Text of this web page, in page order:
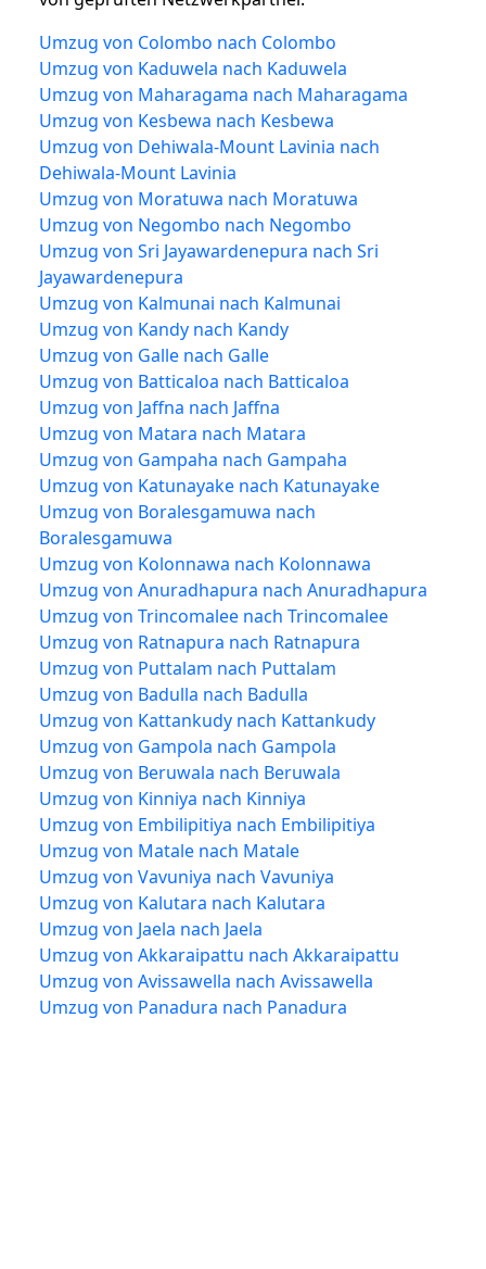
Umzug von Colombo nach Colombo
Umzug von Kaduwela nach Kaduwela
Umzug von Maharagama nach Maharagama
Umzug von Kesbewa nach Kesbewa
Umzug von Dehiwala-Mount Lavinia nach
Dehiwala-Mount Lavinia
Umzug von Moratuwa nach Moratuwa
Umzug von Negombo nach Negombo
Umzug von Sri Jayawardenepura nach Sri
Jayawardenepura
Umzug von Kalmunai nach Kalmunai
Umzug von Kandy nach Kandy
Umzug von Galle nach Galle
Umzug von Batticaloa nach Batticaloa
Umzug von Jaffna nach Jaffna
Umzug von Matara nach Matara
Umzug von Gampaha nach Gampaha
Umzug von Katunayake nach Katunayake
Umzug von Boralesgamuwa nach
Boralesgamuwa
Umzug von Kolonnawa nach Kolonnawa
Umzug von Anuradhapura nach Anuradhapura
Umzug von Trincomalee nach Trincomalee
Umzug von Ratnapura nach Ratnapura
Umzug von Puttalam nach Puttalam
Umzug von Badulla nach Badulla
Umzug von Kattankudy nach Kattankudy
Umzug von Gampola nach Gampola
Umzug von Beruwala nach Beruwala
Umzug von Kinniya nach Kinniya
Umzug von Embilipitiya nach Embilipitiya
Umzug von Matale nach Matale
Umzug von Vavuniya nach Vavuniya
Umzug von Kalutara nach Kalutara
Umzug von Jaela nach Jaela
Umzug von Akkaraipattu nach Akkaraipattu
Umzug von Avissawella nach Avissawella
Umzug von Panadura nach Panadura